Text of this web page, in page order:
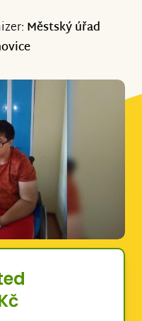
Městský úřad